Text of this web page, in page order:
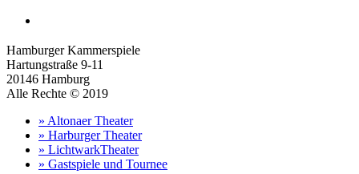
Hamburger Kammerspiele
Hartungstraße 9-11
20146 Hamburg
Alle Rechte © 2019
» Altonaer Theater
» Harburger Theater
» LichtwarkTheater
» Gastspiele und Tournee